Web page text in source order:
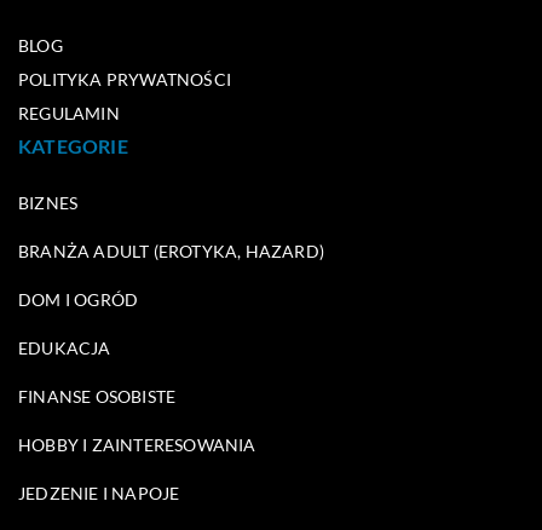
BLOG
POLITYKA PRYWATNOŚCI
REGULAMIN
KATEGORIE
BIZNES
BRANŻA ADULT (EROTYKA, HAZARD)
DOM I OGRÓD
EDUKACJA
FINANSE OSOBISTE
HOBBY I ZAINTERESOWANIA
JEDZENIE I NAPOJE